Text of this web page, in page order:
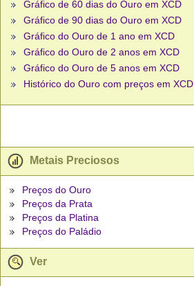
Gráfico de 60 dias do Ouro em XCD
Gráfico de 90 dias do Ouro em XCD
Gráfico do Ouro de 1 ano em XCD
Gráfico do Ouro de 2 anos em XCD
Gráfico do Ouro de 5 anos em XCD
Histórico do Ouro com preços em XCD
Metais Preciosos
Preços do Ouro
Preços da Prata
Preços da Platina
Preços do Paládio
Ver